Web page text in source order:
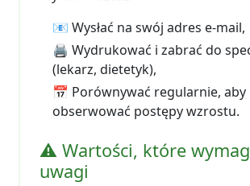
📧 Wysłać na swój adres e-mail,
🖨️ Wydrukować i zabrać do
(lekarz, dietetyk),
📅 Porównywać regularnie, aby
obserwować postępy wzrostu.
⚠️ Wartości, które
uwagi